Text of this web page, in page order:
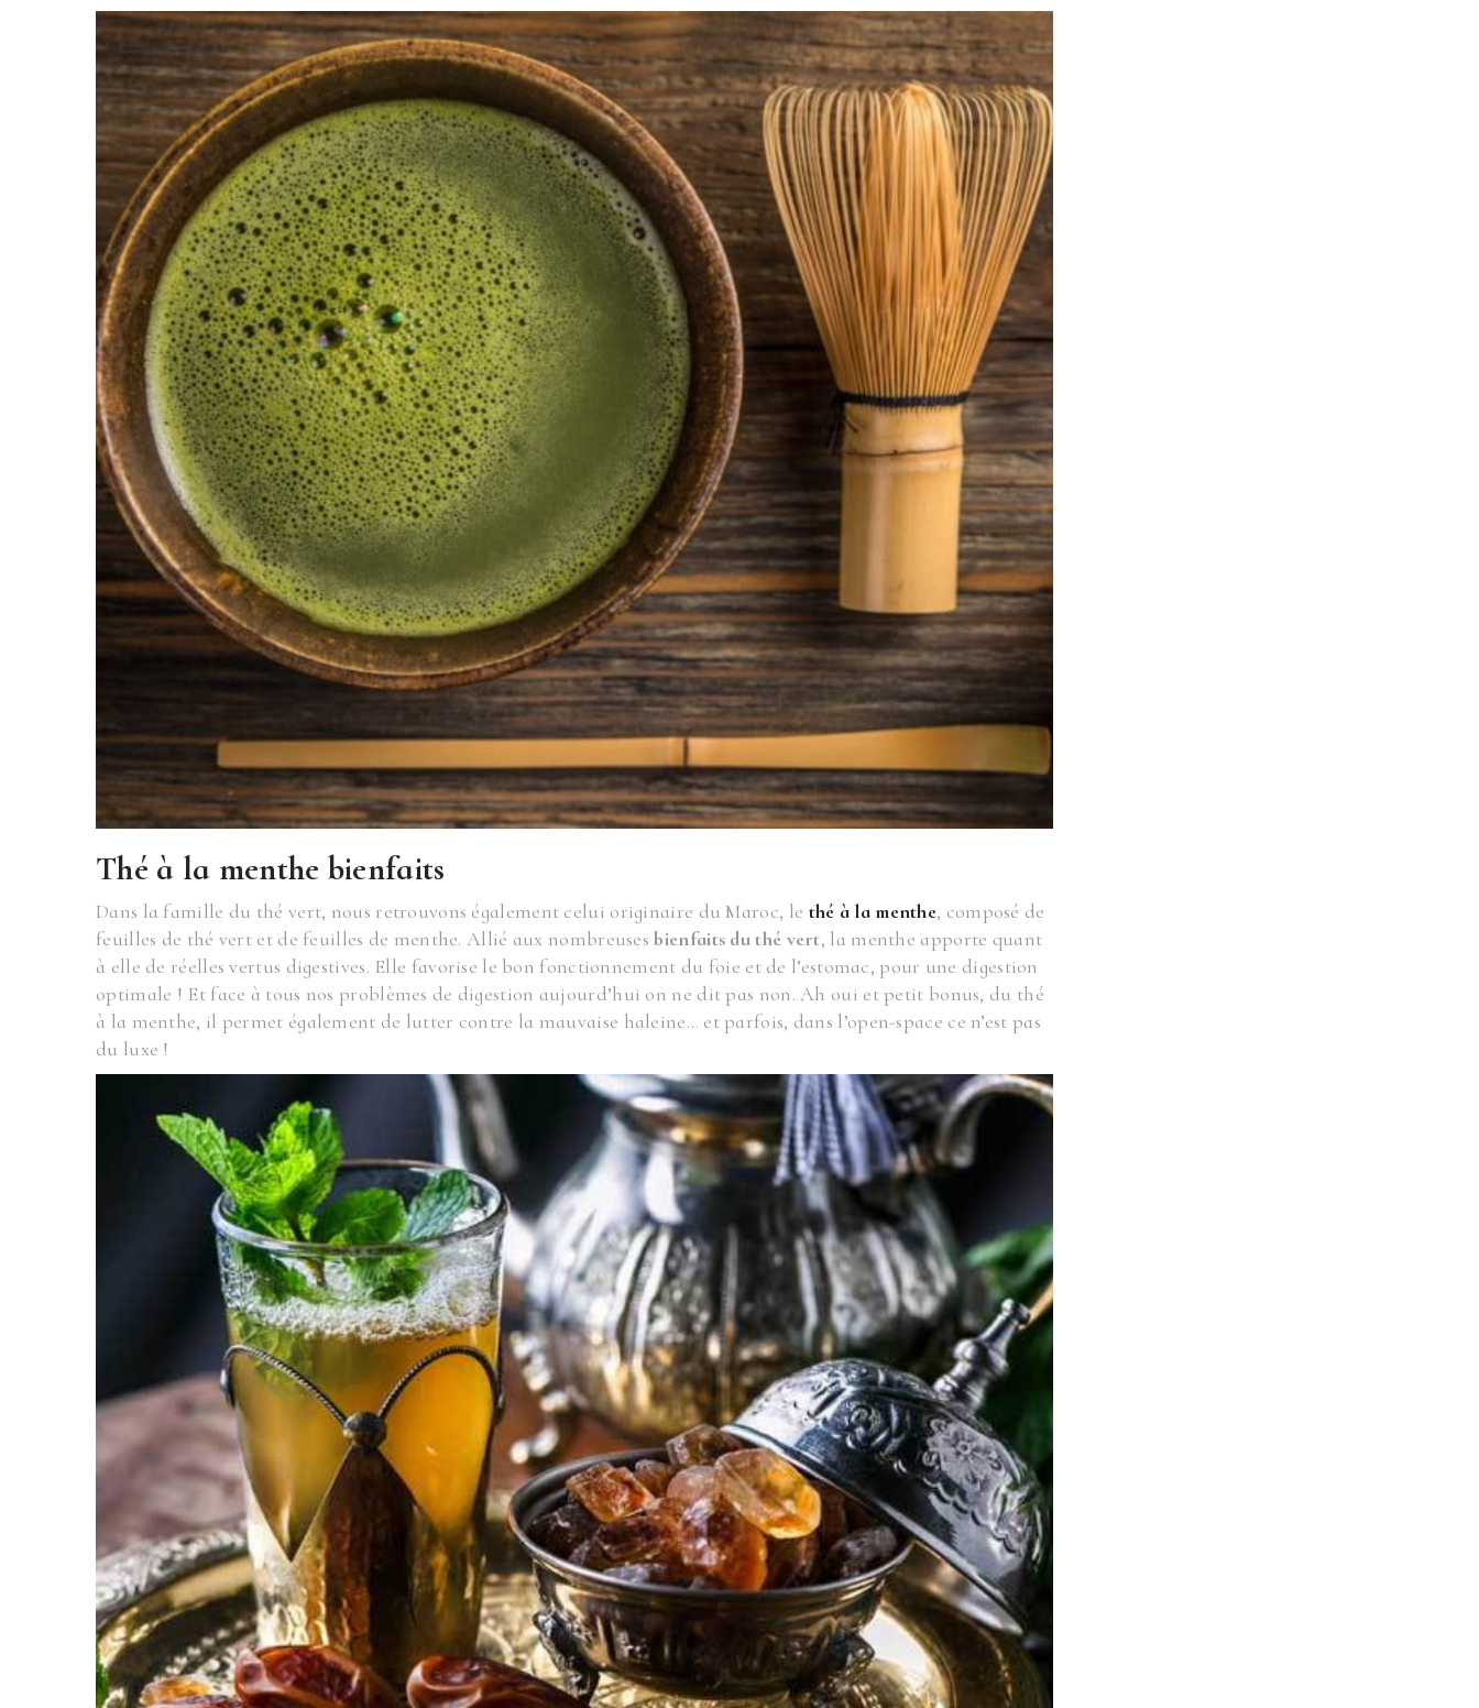
Thé à la menthe bienfaits
Dans la famille du thé vert, nous retrouvons également celui originaire du Maroc, le thé à la menthe, composé de
feuilles de thé vert et de feuilles de menthe. Allié aux nombreusesbienfaits du thé vert, la menthe apporte quant
à elle de réelles vertus digestives. Elle favorise le bon fonctionnement du foie et de l’estomac, pour une digestion
optimale ! Et face à tous nos problèmes de digestion aujourd’hui on ne dit pas non. Ah oui et petit bonus, du thé
à la menthe, il permet également de lutter contre la mauvaise haleine… et parfois, dans l’open-space ce n’est pas
du luxe !